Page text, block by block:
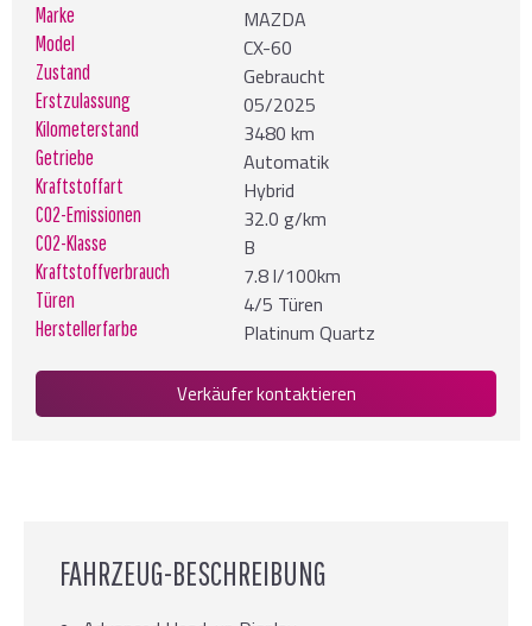
Marke MAZDA
Model CX-60
Zustand Gebraucht
Erstzulassung 05/2025
Kilometerstand 3480 km
Getriebe Automatik
Kraftstoffart Hybrid
CO2-Emissionen 32.0 g/km
CO2-Klasse B
Kraftstoffverbrauch 7.8 l/100km
Türen 4/5 Türen
Herstellerfarbe Platinum Quartz
Verkäufer kontaktieren
FAHRZEUG-BESCHREIBUNG